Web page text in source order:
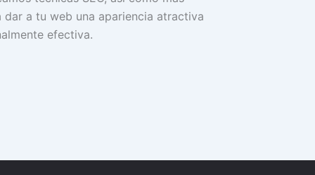
a tu web una apariencia atractiva
efectiva.